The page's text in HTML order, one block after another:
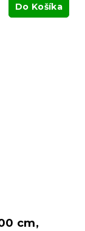
Do Košíka
cm,